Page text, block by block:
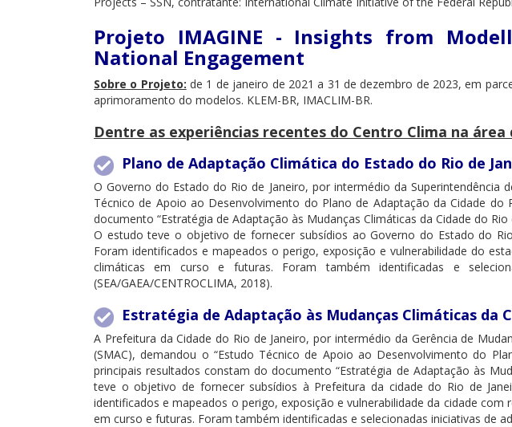
Projeto IMAGINE - Insights from
National Engagement
Sobre o Projeto: de 1 de janeiro de 2021 a 31 de dezembro de 2023, em
aprimoramento do modelos. KLEM-BR, IMACLIM-BR.
Dentre as experiências recentes do Centro Clima na
Plano de Adaptação Climática do Estado do Rio de
O Governo do Estado do Rio de Janeiro, por intermédio da Superintendência
Técnico de Apoio ao Desenvolvimento do Plano de Adaptação da Cidade do
documento “Estratégia de Adaptação às Mudanças Climáticas da Cidade do Rio
O estudo teve o objetivo de fornecer subsídios ao Governo do Estado do
Foram identificados e mapeados o perigo, exposição e vulnerabilidade do
climáticas em curso e futuras. Foram também identificadas e
(SEA/GAEA/CENTROCLIMA, 2018).
Estratégia de Adaptação às Mudanças Climáticas da
A Prefeitura da Cidade do Rio de Janeiro, por intermédio da Gerência de
(SMAC), demandou o “Estudo Técnico de Apoio ao Desenvolvimento do
principais resultados constam do documento “Estratégia de Adaptação às
teve o objetivo de fornecer subsídios à Prefeitura da cidade do Rio de
identificados e mapeados o perigo, exposição e vulnerabilidade da cidade
em curso e futuras. Foram também identificadas e selecionadas iniciativas de